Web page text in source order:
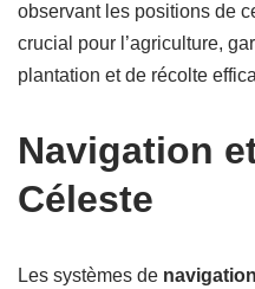
observant les positions de
crucial pour l’agriculture,
plantation et de récolte
Navigation
Céleste
Les systèmes de